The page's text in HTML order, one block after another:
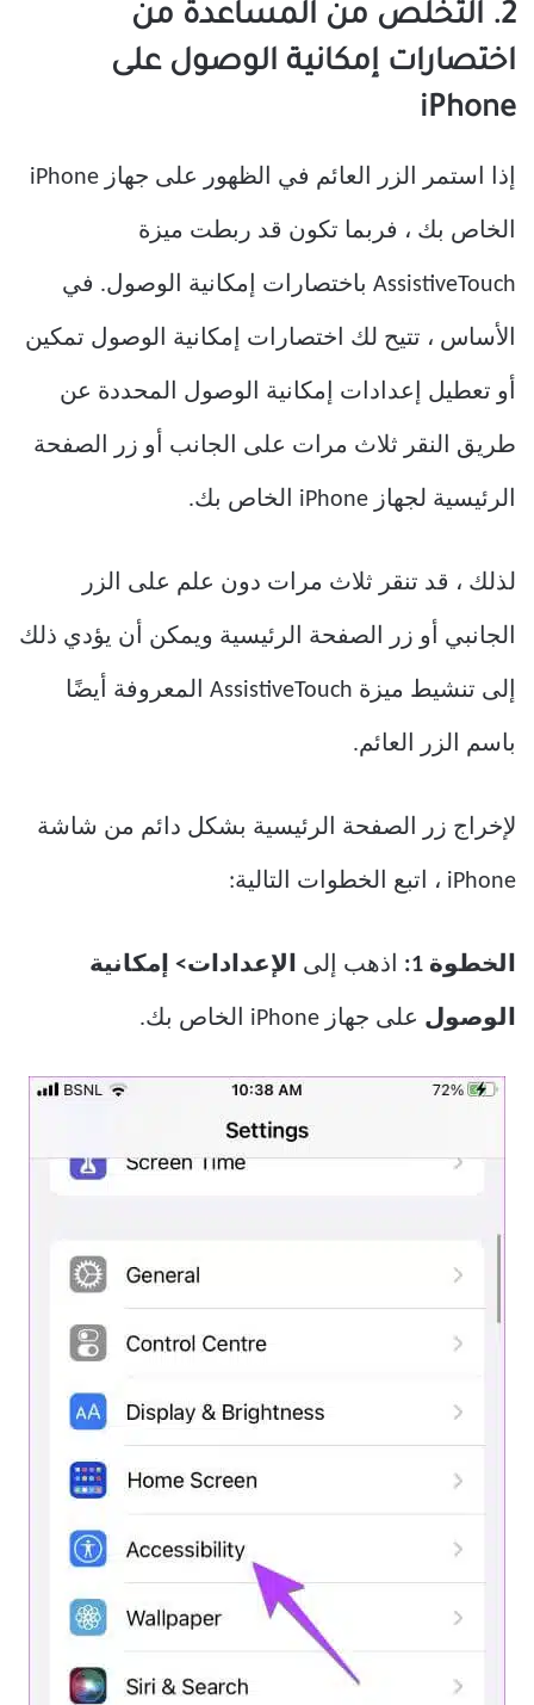
2. التخلص من المساعدة من
اختصارات إمكانية الوصول على
iPhone
إذا استمر الزر العائم في الظهور على جهاز iPhone
الخاص بك ، فربما تكون قد ربطت ميزة
AssistiveTouch باختصارات إمكانية الوصول. في
الأساس ، تتيح لك اختصارات إمكانية الوصول تمكين
أو تعطيل إعدادات إمكانية الوصول المحددة عن
طريق النقر ثلاث مرات على الجانب أو زر الصفحة
الرئيسية لجهاز iPhone الخاص بك.
لذلك ، قد تنقر ثلاث مرات دون علم على الزر
الجانبي أو زر الصفحة الرئيسية ويمكن أن يؤدي ذلك
إلى تنشيط ميزة AssistiveTouch المعروفة أيضًا
باسم الزر العائم.
لإخراج زر الصفحة الرئيسية بشكل دائم من شاشة
iPhone ، اتبع الخطوات التالية:
الخطوة 1: اذهب إلى الإعدادات> إمكانية
الوصول على جهاز iPhone الخاص بك.